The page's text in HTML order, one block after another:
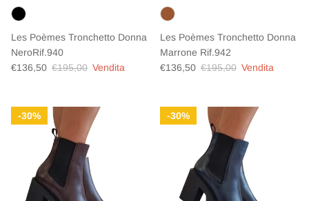
Les Poèmes Tronchetto Donna
NeroRif.940
Prezzo di vendita
€136,50 Prezzo normale
€195,00 Vendita
Les Poèmes Tronchetto Donna
Marrone Rif.942
Prezzo di vendita
€136,50 Prezzo normale
€195,00 Vendita
30% 30%